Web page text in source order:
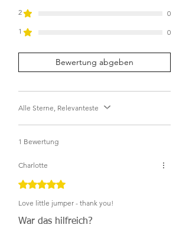
2
0
1
0
Bewertung abgeben
Alle Sterne, Relevanteste
1 Bewertung
Charlotte
Mit 5 von 5 Sternen bewertet.
Love little jumper - thank you!
War das hilfreich?